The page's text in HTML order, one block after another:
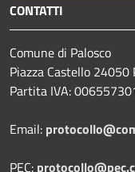
CONTATTI
Comune di Palosco
Piazza Castello
Partita IVA:
Email:
PEC: